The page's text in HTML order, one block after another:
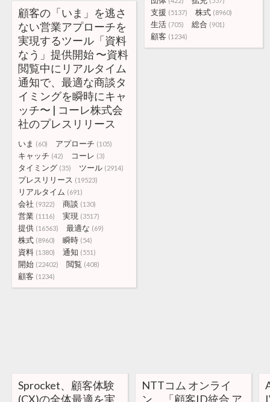
支援 (5137) 株式 (8960)
生活 (705) 総合 (901)
顧客 (1234)
顧客の「いま」を逃さ
ない営業アプローチを
実現するツール「資料
なう」提供開始 〜資料
閲覧中にリアルタイム
通知で、最適な商談タ
イミングを瞬時にキャ
ッチ〜 | コーレ株式会
社のプレスリリース
いま (60) アプローチ (105)
キャッチ (42) コーレ (3)
タイミング (35) ツール (2914)
プレスリリース (19523)
リアルタイム (691)
会社 (9322) 商談 (130)
営業 (1116) 実現 (3517)
提供 (16563) 最適な (69)
株式 (8960) 瞬時 (54)
資料 (1380) 通知 (551)
開始 (22402) 閲覧 (408)
顧客 (1234)
Sprocket、顧客体験
(CX)の全体最適を実
NTTコム オンライ
ン、「顧客ID統合 ア